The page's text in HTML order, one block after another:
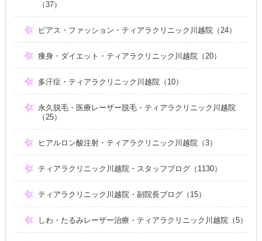
（37）
ピアス・ファッション・ティアラクリニック川越院（24）
痩身・ダイエット・ティアラクリニック川越院（20）
多汗症・ティアラクリニック川越院（10）
永久脱毛・医療レーザー脱毛・ティアラクリニック川越院
（25）
ヒアルロン酸注射・ティアラクリニック川越院（3）
ティアラクリニック川越院・スタッフブログ（1130）
ティアラクリニック川越院・副院長ブログ（15）
しわ・たるみレーザー治療・ティアラクリニック川越院（5）